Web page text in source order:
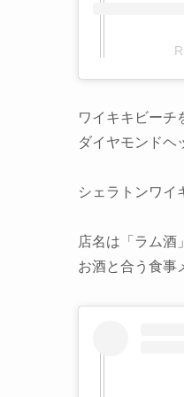
ワイキキビーチ
ダイヤモンドヘ
シェラトンワイ
店名は「ラム酒
お酒と合う食事